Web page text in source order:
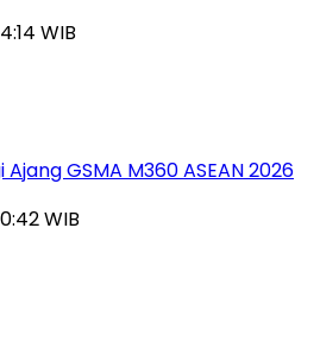
WIB
GSMA M360 ASEAN 2026
WIB